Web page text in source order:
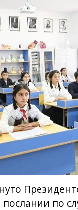
по